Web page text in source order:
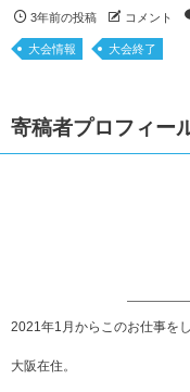
3年前の投稿 コメント
大会情報 大会終了
寄稿者プロフィー
2021年1月からこのお仕事をし
大阪在住。